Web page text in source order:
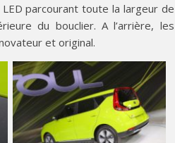
parcourant toute la largeur de
du bouclier. A l’arrière, les
et original.